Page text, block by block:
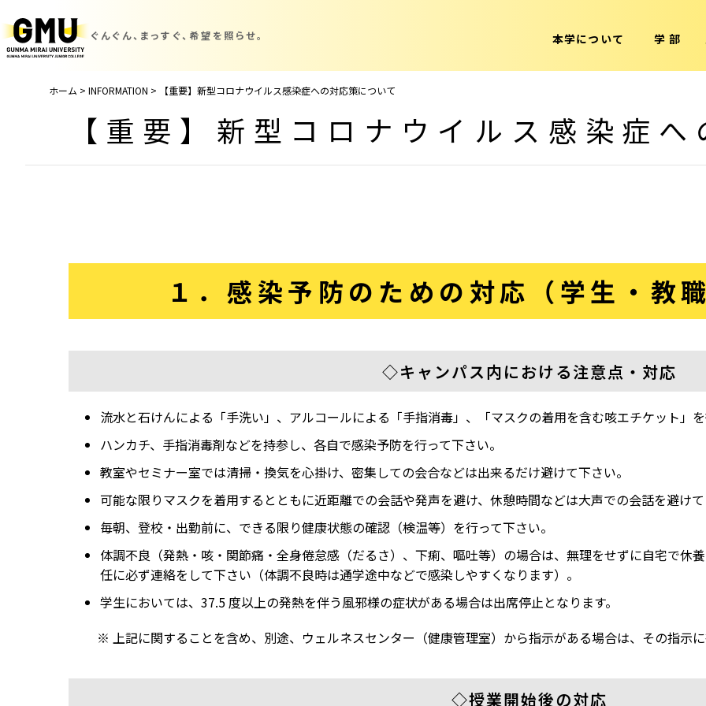
ぐんぐん、まっすぐ、 希望を照らせ。 本学について 学 部
ホーム > INFORMATION > 【重要】新型コロナウイルス感染症への対応策について
【重要】新型コロナウイルス感染症
１．感染予防のための対応（学生・教
◇キャンパス内における注意点・対応
流水と石けんによる「手洗い」、アルコールによる「手指消毒」、「マスクの着用を含む咳エチケット」を
ハンカチ、手指消毒剤などを持参し、各自で感染予防を行って下さい。
教室やセミナー室では清掃・換気を心掛け、密集しての会合などは出来るだけ避けて下さい。
可能な限りマスクを着用するとともに近距離での会話や発声を避け、休憩時間などは大声での会話を避けて
毎朝、登校・出勤前に、できる限り健康状態の確認（検温等）を行って下さい。
体調不良（発熱・咳・関節痛・全身倦怠感（だるさ）、下痢、嘔吐等）の場合は、無理をせずに自宅で休
任に必ず連絡をして下さい（体調不良時は通学途中などで感染しやすくなります）。
学生においては、37.5 度以上の発熱を伴う風邪様の症状がある場合は出席停止となります。
※ 上記に関することを含め、別途、ウェルネスセンター（健康管理室）から指示がある場合は、その指示に
◇授業開始後の対応